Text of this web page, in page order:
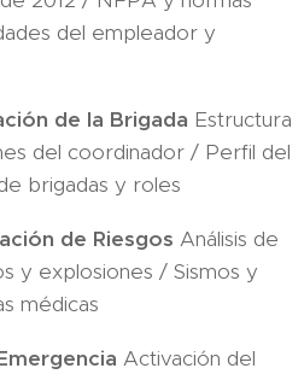
del empleador y
de la Brigada Estructura
del coordinador / Perfil del
brigadas y roles
de Riesgos Análisis de
y explosiones / Sismos y
médicas
Activación del